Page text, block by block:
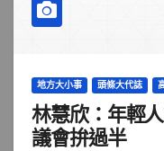
地方大小事 頭條大代誌
林慧欣：年輕
議會拚過半